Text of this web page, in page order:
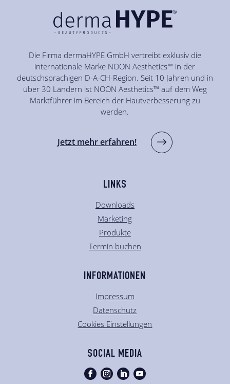
Die Firma dermaHYPE GmbH vertreibt exklusiv die
internationale Marke NOON Aesthetics™ in der
deutschsprachigen D-A-CH-Region. Seit 10 Jahren und in
über 30 Ländern ist NOON Aesthetics™ auf dem Weg
Marktführer im Bereich der Hautverbesserung zu
werden.
Jetzt mehr erfahren!
LINKS
Downloads
Marketing
Produkte
Termin buchen
INFORMATIONEN
Impressum
Datenschutz
Cookies Einstellungen
SOCIAL MEDIA